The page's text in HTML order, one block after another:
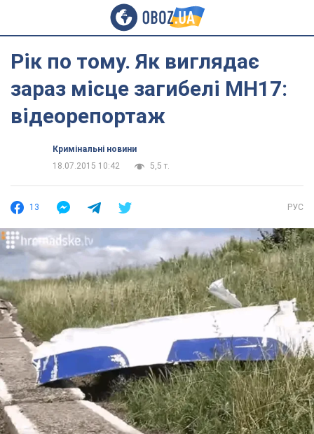
Рік по тому. Як виглядає
зараз місце загибелі MH17:
відеорепортаж
Кримінальні новини
18.07.2015 10:42
5,5 т.
13 РУС